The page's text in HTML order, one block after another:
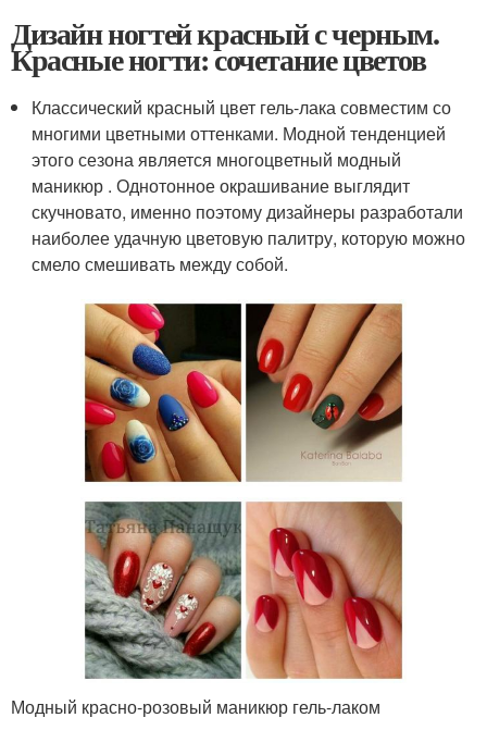
Дизайн ногтей красный с черным.
Красные ногти: сочетание цветов
Классический красный цвет гель-лака совместим со
многими цветными оттенками. Модной тенденцией
этого сезона является многоцветный модный
маникюр . Однотонное окрашивание выглядит
скучновато, именно поэтому дизайнеры разработали
наиболее удачную цветовую палитру, которую можно
смело смешивать между собой.
Модный красно-розовый маникюр гель-лаком